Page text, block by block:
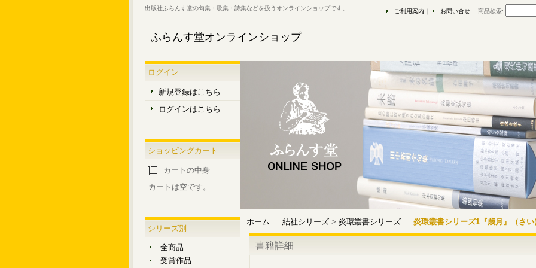
出版社ふらんす堂の句集・歌集・詩集などを扱うオンラインショップです。
ふらんす堂オンラインショップ
ご利用案内 お問い合せ 商品検索:
ログイン
新規登録はこちら
ログインはこちら
ショッピングカート
カートの中身
カートは空です。
シリーズ別
全商品
受賞作品
ホーム ｜ 結社シリーズ > 炎環叢書シリーズ ｜ 炎環叢書シリーズ1『歳月』（さ
書籍詳細